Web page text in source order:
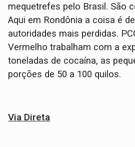
mequetrefes pelo Brasil. São
Aqui em Rondônia a coisa é
autoridades mais perdidas.
Vermelho trabalham com a
toneladas de cocaína, as
porções de 50 a 100 quilos.
Via Direta